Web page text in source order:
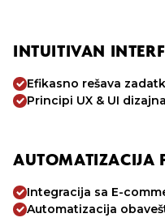
INTUITIVAN
Efikasno rešava
Principi UX & UI dizajna
AUTOMATIZACIJA
Integracija sa E-
Automatizacija